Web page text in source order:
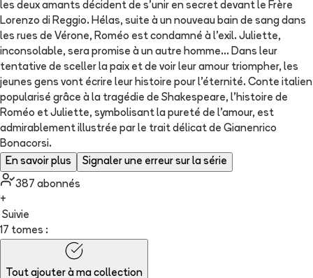
les deux amants décident de s’unir en secret devant le Frère
Lorenzo di Reggio. Hélas, suite à un nouveau bain de sang dans
les rues de Vérone, Roméo est condamné à l’exil. Juliette,
inconsolable, sera promise à un autre homme… Dans leur
tentative de sceller la paix et de voir leur amour triompher, les
jeunes gens vont écrire leur histoire pour l’éternité. Conte italien
popularisé grâce à la tragédie de Shakespeare, l’histoire de
Roméo et Juliette, symbolisant la pureté de l’amour, est
admirablement illustrée par le trait délicat de Gianenrico
Bonacorsi.
En savoir plus
Signaler une erreur sur la série
387 abonnés
+
Suivie
17 tomes :
Tout ajouter à ma collection